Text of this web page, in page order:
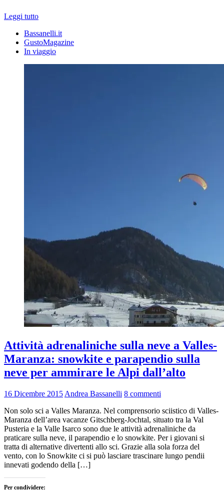
Leggi tutto
Bassanelli.it
GustoMagazine
In viaggio
Attività adrenaliniche sulla neve a Valles-
Maranza: snowkite e parapendio sulla
neve per ammirare le Alpi dall’alto
16 Dicembre 2015 Andrea Bassanelli 8 commenti
Non solo sci a Valles Maranza. Nel comprensorio sciistico di Valles-
Maranza dell’area vacanze Gitschberg-Jochtal, situato tra la Val
Pusteria e la Valle Isarco sono due le attività adrenaliniche da
praticare sulla neve, il parapendio e lo snowkite. Per i giovani si
tratta di alternative divertenti allo sci. Grazie alla sola forza del
vento, con lo Snowkite ci si può lasciare trascinare lungo pendii
innevati godendo della […]
Per condividere: